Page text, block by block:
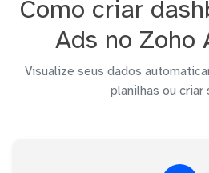
Como criar
Ads no Zoho
Visualize seus dados
planilhas ou criar